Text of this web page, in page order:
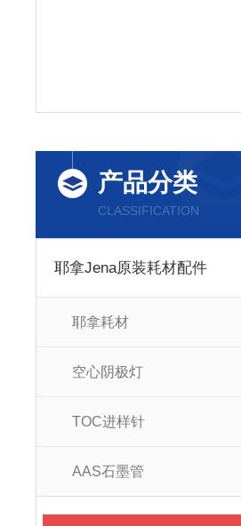
产品分类
CLASSIFICATION
耶拿Jena原装耗材配件
耶拿耗材
空心阴极灯
TOC进样针
AAS石墨管